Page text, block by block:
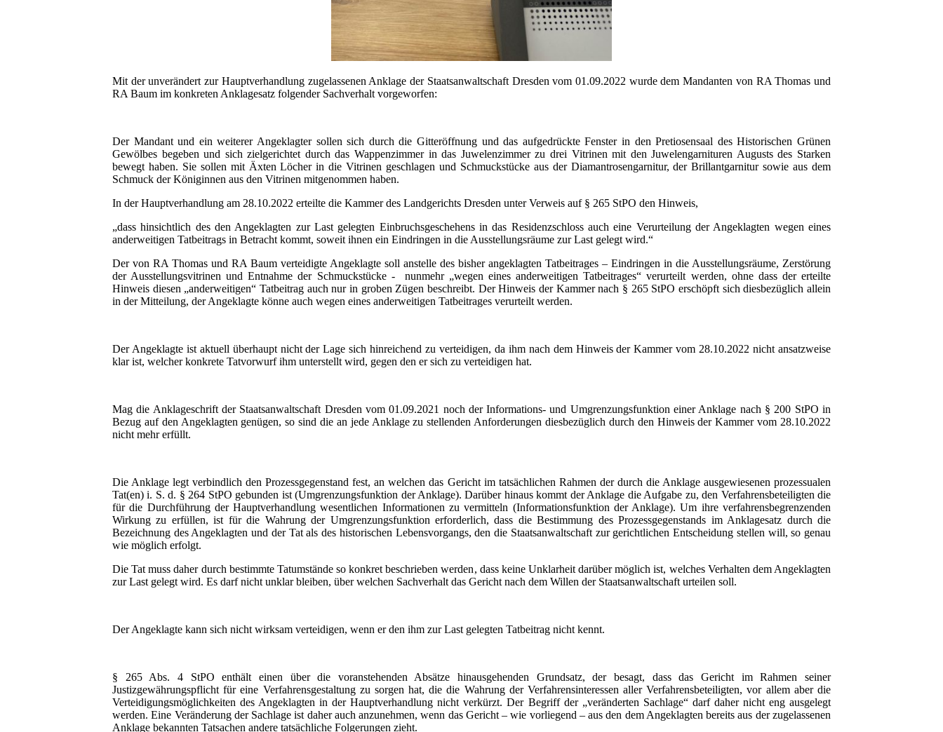
Mit der unverändert zur Hauptverhandlung zugelassenen Anklage der Staatsanwaltschaft Dresden vom 01.09.2022 wurde dem Mandanten von RA Thomas und
RA Baum im konkreten Anklagesatz folgender Sachverhalt vorgeworfen:
Der Mandant und ein weiterer Angeklagter sollen sich durch die Gitteröffnung und das aufgedrückte Fenster in den Pretiosensaal des Historischen Grünen
Gewölbes begeben und sich zielgerichtet durch das Wappenzimmer in das Juwelenzimmer zu drei Vitrinen mit den Juwelengarnituren Augusts des Starken
bewegt haben. Sie sollen mit Äxten Löcher in die Vitrinen geschlagen und Schmuckstücke aus der Diamantrosengarnitur, der Brillantgarnitur sowie aus dem
Schmuck der Königinnen aus den Vitrinen mitgenommen haben.
In der Hauptverhandlung am 28.10.2022 erteilte die Kammer des Landgerichts Dresden unter Verweis auf § 265 StPO den Hinweis,
„dass hinsichtlich des den Angeklagten zur Last gelegten Einbruchsgeschehens in das Residenzschloss auch eine Verurteilung der Angeklagten wegen eines
anderweitigen Tatbeitrags in Betracht kommt, soweit ihnen ein Eindringen in die Ausstellungsräume zur Last gelegt wird.“
Der von RA Thomas und RA Baum verteidigte Angeklagte soll anstelle des bisher angeklagten Tatbeitrages – Eindringen in die Ausstellungsräume, Zerstörung
der Ausstellungsvitrinen und Entnahme der Schmuckstücke - nunmehr „wegen eines anderweitigen Tatbeitrages“ verurteilt werden, ohne dass der erteilte
Hinweis diesen „anderweitigen“ Tatbeitrag auch nur in groben Zügen beschreibt. Der Hinweis der Kammer nach § 265 StPO erschöpft sich diesbezüglich allein
in der Mitteilung, der Angeklagte könne auch wegen eines anderweitigen Tatbeitrages verurteilt werden.
Der Angeklagte ist aktuell überhaupt nicht der Lage sich hinreichend zu verteidigen, da ihm nach dem Hinweis der Kammer vom 28.10.2022 nicht ansatzweise
klar ist, welcher konkrete Tatvorwurf ihm unterstellt wird, gegen den er sich zu verteidigen hat.
Mag die Anklageschrift der Staatsanwaltschaft Dresden vom 01.09.2021 noch der Informations- und Umgrenzungsfunktion einer Anklage nach § 200 StPO in
Bezug auf den Angeklagten genügen, so sind die an jede Anklage zu stellenden Anforderungen diesbezüglich durch den Hinweis der Kammer vom 28.10.2022
nicht mehr erfüllt.
Die Anklage legt verbindlich den Prozessgegenstand fest, an welchen das Gericht im tatsächlichen Rahmen der durch die Anklage ausgewiesenen prozessualen
Tat(en) i. S. d. § 264 StPO gebunden ist (Umgrenzungsfunktion der Anklage). Darüber hinaus kommt der Anklage die Aufgabe zu, den Verfahrensbeteiligten die
für die Durchführung der Hauptverhandlung wesentlichen Informationen zu vermitteln (Informationsfunktion der Anklage). Um ihre verfahrensbegrenzenden
Wirkung zu erfüllen, ist für die Wahrung der Umgrenzungsfunktion erforderlich, dass die Bestimmung des Prozessgegenstands im Anklagesatz durch die
Bezeichnung des Angeklagten und der Tat als des historischen Lebensvorgangs, den die Staatsanwaltschaft zur gerichtlichen Entscheidung stellen will, so genau
wie möglich erfolgt.
Die Tat muss daher durch bestimmte Tatumstände so konkret beschrieben werden, dass keine Unklarheit darüber möglich ist, welches Verhalten dem Angeklagten
zur Last gelegt wird. Es darf nicht unklar bleiben, über welchen Sachverhalt das Gericht nach dem Willen der Staatsanwaltschaft urteilen soll.
Der Angeklagte kann sich nicht wirksam verteidigen, wenn er den ihm zur Last gelegten Tatbeitrag nicht kennt.
§ 265 Abs. 4 StPO enthält einen über die voranstehenden Absätze hinausgehenden Grundsatz, der besagt, dass das Gericht im Rahmen seiner
Justizgewährungspflicht für eine Verfahrensgestaltung zu sorgen hat, die die Wahrung der Verfahrensinteressen aller Verfahrensbeteiligten, vor allem aber die
Verteidigungsmöglichkeiten des Angeklagten in der Hauptverhandlung nicht verkürzt. Der Begriff der „veränderten Sachlage“ darf daher nicht eng ausgelegt
werden. Eine Veränderung der Sachlage ist daher auch anzunehmen, wenn das Gericht – wie vorliegend – aus den dem Angeklagten bereits aus der zugelassenen
Anklage bekannten Tatsachen andere tatsächliche Folgerungen zieht.